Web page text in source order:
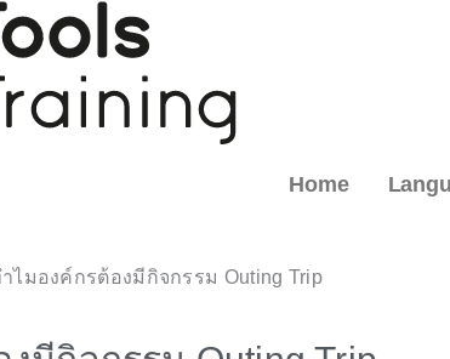
Home
ไมองค์กรต้องมีกิจกรรม Outing Trip